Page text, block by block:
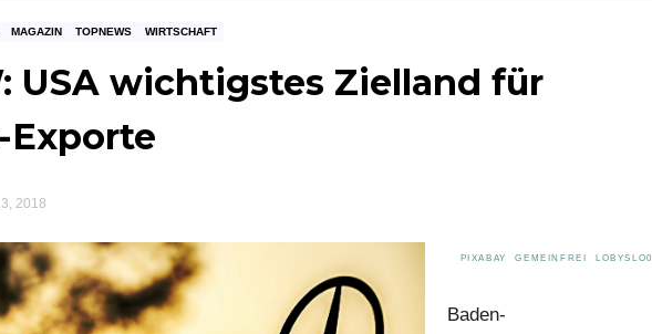
MAGAZIN TOPNEWS WIRTSCHAFT
USA wichtigstes Zielland für
Exporte
2018
PIXABAY GEMEINFREI LOBYSLO0
Baden-